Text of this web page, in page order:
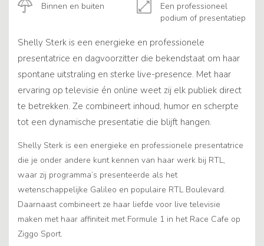
Binnen en buiten
Een professioneel
podium of presentatiep
Shelly Sterk is een energieke en professionele
presentatrice en dagvoorzitter die bekendstaat om haar
spontane uitstraling en sterke live-presence. Met haar
ervaring op televisie én online weet zij elk publiek direct
te betrekken. Ze combineert inhoud, humor en scherpte
tot een dynamische presentatie die blijft hangen.
Shelly Sterk is een energieke en professionele presentatrice
die je onder andere kunt kennen van haar werk bij RTL,
waar zij programma’s presenteerde als het
wetenschappelijke Galileo en populaire RTL Boulevard.
Daarnaast combineert ze haar liefde voor live televisie
maken met haar affiniteit met Formule 1 in het Race Cafe op
Ziggo Sport.